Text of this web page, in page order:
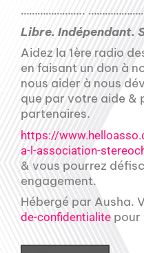
…………………..
Libre. Indépendant.
Aidez la 1ère radio
en faisant un don à
nous aider à nous
que par votre aide &
partenaires.
https://
a-l-association-
& vous pourrez
engagement.
Hébergé par Ausha.
de-confidentialite pour